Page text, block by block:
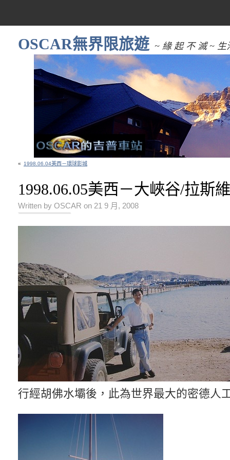
OSCAR無界限旅遊 ~ 緣 起 不 滅 ~ 生
« 1998.06.04美西－環球影城
1998.06.05美西－大峽谷/拉斯
Written by OSCAR on 21 9 月, 2008
行經胡佛水壩後，此為世界最大的密德人